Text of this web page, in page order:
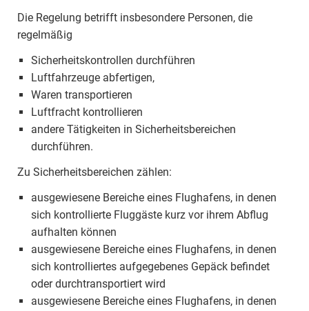
Die Regelung betrifft insbesondere Personen, die
regelmäßig
Sicherheitskontrollen durchführen
Luftfahrzeuge abfertigen,
Waren transportieren
Luftfracht kontrollieren
andere Tätigkeiten in Sicherheitsbereichen
durchführen.
Zu Sicherheitsbereichen zählen:
ausgewiesene Bereiche eines Flughafens, in denen
sich kontrollierte Fluggäste kurz vor ihrem Abflug
aufhalten können
ausgewiesene Bereiche eines Flughafens, in denen
sich kontrolliertes aufgegebenes Gepäck befindet
oder durchtransportiert wird
ausgewiesene Bereiche eines Flughafens, in denen